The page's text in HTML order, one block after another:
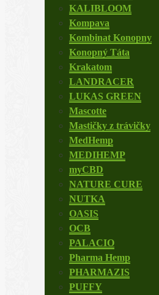
KALIBLOOM
Kompava
Kombinat Konopny
Konopný Táta
Krakatom
LANDRACER
LUKAS GREEN
Mascotte
Mastičky z trávičky
MedHemp
MEDIHEMP
myCBD
NATURE CURE
NUTKA
OASIS
OCB
PALACIO
Pharma Hemp
PHARMAZIS
PUFFY